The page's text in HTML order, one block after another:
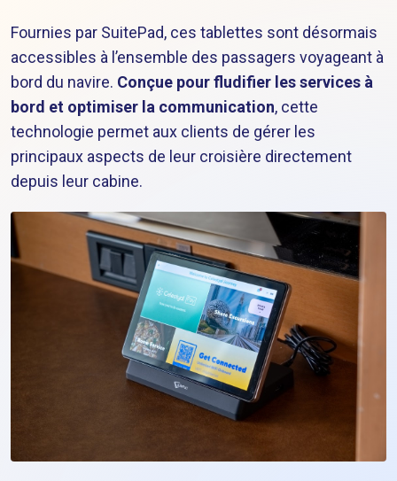
Fournies par SuitePad, ces tablettes sont désormais
accessibles à l’ensemble des passagers voyageant à
bord du navire. Conçue pour fludifier les services à
bord et optimiser la communication, cette
technologie permet aux clients de gérer les
principaux aspects de leur croisière directement
depuis leur cabine.